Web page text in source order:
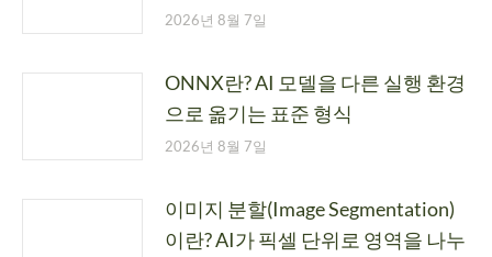
2026년 8월 7일
ONNX란? AI 모델을 다른 실행 환경
으로 옮기는 표준 형식
2026년 8월 7일
이미지 분할(Image Segmentation)
이란? AI가 픽셀 단위로 영역을 나누